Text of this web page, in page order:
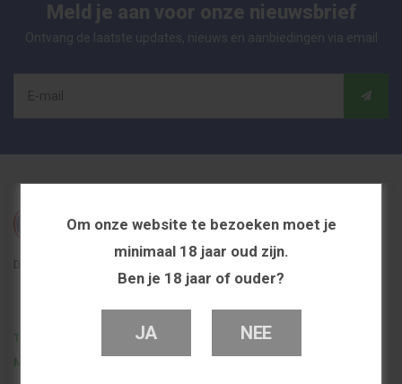
Om onze website te bezoeken moet je
minimaal 18 jaar oud zijn.
Ben je 18 jaar of ouder?
JA NEE
Meld je aan voor onze nieuwsbrief
Ontvang de laatste updates, nieuws en aanbiedingen via email
De beste en voordeligste vapeshop in Nederland
Telefoon
0251 839 447